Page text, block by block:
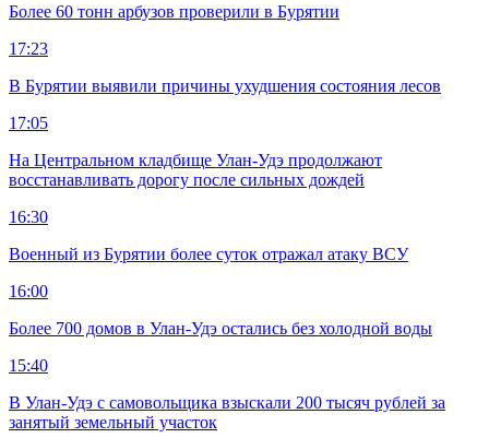
Более 60 тонн арбузов проверили в Бурятии
17:23
В Бурятии выявили причины ухудшения состояния лесов
17:05
На Центральном кладбище Улан-Удэ продолжают
восстанавливать дорогу после сильных дождей
16:30
Военный из Бурятии более суток отражал атаку ВСУ
16:00
Более 700 домов в Улан-Удэ остались без холодной воды
15:40
В Улан-Удэ с самовольщика взыскали 200 тысяч рублей за
занятый земельный участок